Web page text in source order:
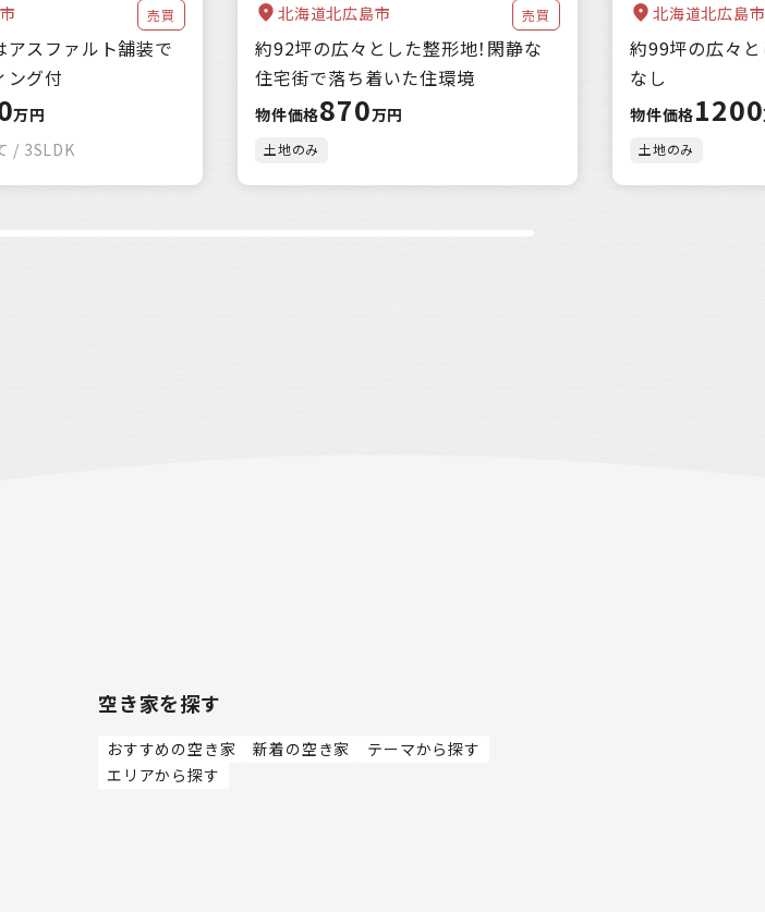
売買
アスファルト舗装で
ング付
万円
/ 3SLDK
北海道北広島市 売買
約92坪の広々とした整形地！閑静な
住宅街で落ち着いた住環境
物件価格870万円
土地のみ
北海道北広島市
約99坪の広々と
なし
物件価格1200
土地のみ
空き家を探す
おすすめの空き家 新着の空き家
テーマから探す
エリアから探す